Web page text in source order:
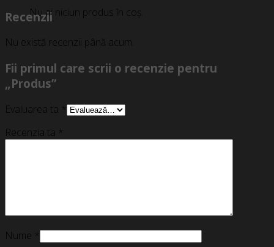
Nu ai niciun produs în coș.
Recenzii
Nu există recenzii până acum.
Fii primul care scrii o recenzie pentru
„Produs”
Evaluarea ta *
Recenzia ta *
Nume *